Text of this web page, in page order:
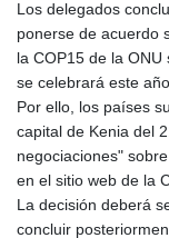
Los delegados
ponerse de acuerdo
la COP15 de la
se celebrará este
Por ello, los países
capital de Kenia del
negociaciones"
en el sitio web de la
La decisión deberá
concluir